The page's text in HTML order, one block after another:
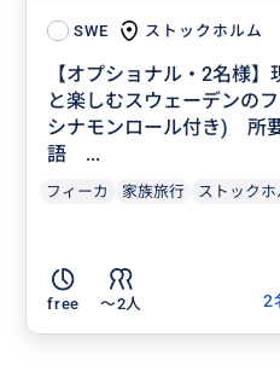
SWE ストックホルム
【オプショナル・2名様
と楽しむスウェーデンの
シナモンロール付き) 所
語 ...
フィーカ 家族旅行 ストックホ
free 〜2人
2